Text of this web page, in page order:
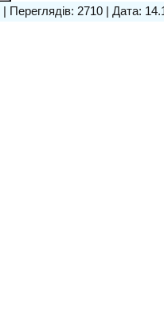
| Переглядів: 2710 | Дата: